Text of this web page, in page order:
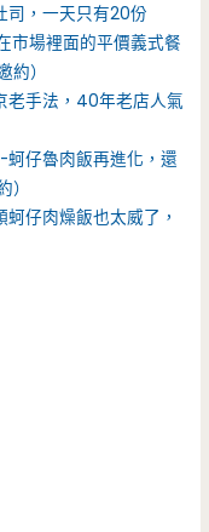
司，一天只有20份
市場裡面的平價義式餐
）
老手法，40年老店人氣
仔魯肉飯再進化，還
仔肉燥飯也太威了，